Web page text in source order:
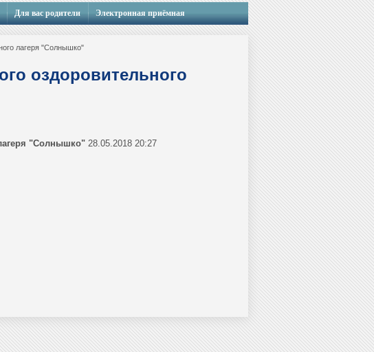
Для вас родители Электронная приёмная
лагеря "Солнышко"
оздоровительного
"Солнышко"28.05.2018 20:27